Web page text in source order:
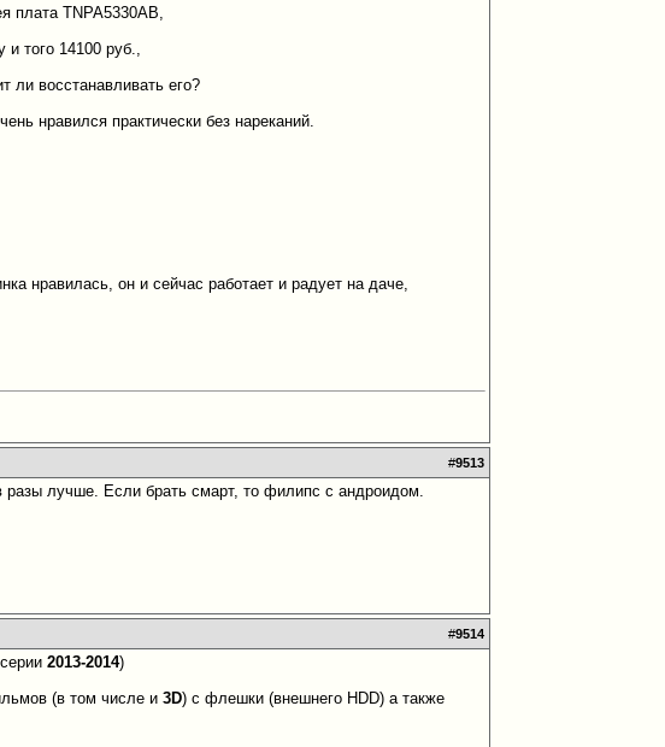
плата TNPA5330AB,
и того 14100 руб.,
ли восстанавливать его?
нравился практически без нареканий.
нравилась, он и сейчас работает и радует на даче,
#9513
лучше. Если брать смарт, то филипс с андроидом.
#9514
2013-2014)
(в том числе и3D) с флешки (внешнего HDD) а также